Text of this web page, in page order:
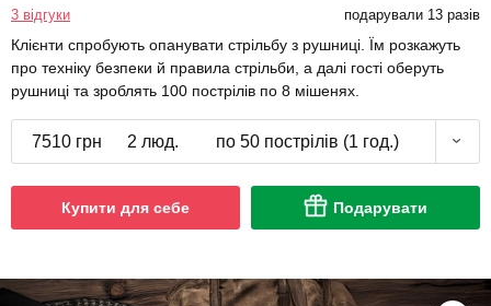
3 відгуки подарували 13 разів
Клієнти спробують опанувати стрільбу з рушниці. Їм розкажуть
про техніку безпеки й правила стрільби, а далі гості оберуть
рушниці та зроблять 100 пострілів по 8 мішенях.
7510 грн 2 люд. по 50 пострілів (1 год.)
Купити для себе Подарувати